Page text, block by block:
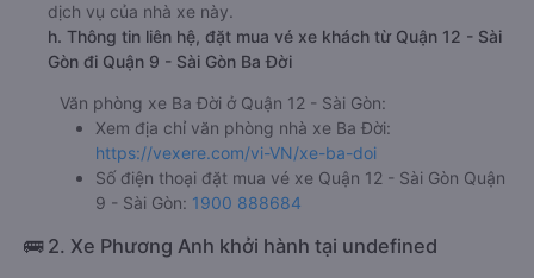
dịch vụ của nhà xe này.
h. Thông tin liên hệ, đặt mua vé xe khách từ Quận 12 - Sài
Gòn đi Quận 9 - Sài Gòn Ba Đời
Văn phòng xe Ba Đời ở Quận 12 - Sài Gòn:
Xem địa chỉ văn phòng nhà xe Ba Đời:
https://vexere.com/vi-VN/xe-ba-doi
Số điện thoại đặt mua vé xe Quận 12 - Sài Gòn Quận
9 - Sài Gòn: 1900 888684
🚌 2. Xe Phương Anh khởi hành tại undefined